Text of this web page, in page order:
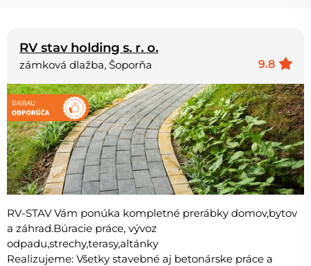
RV stav holding s. r. o.
9.8
zámková dlažba, Šoporňa
RV-STAV Vám ponúka kompletné prerábky domov,bytov
a záhrad.Búracie práce, vývoz
odpadu,strechy,terasy,altánky
Realizujeme: Všetky stavebné aj betonárske práce a